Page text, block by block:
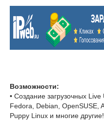
Возможности:
• Создание загрузочных
Fedora, Debian, OpenSUSE,
Puppy Linux и многие другие!